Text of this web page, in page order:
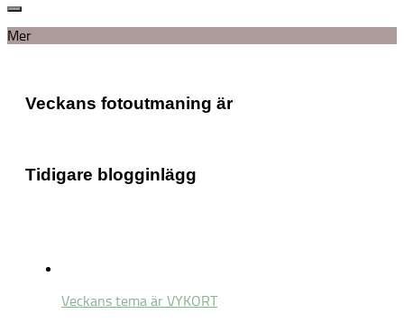
Mer
Veckans fotoutmaning är
Tidigare blogginlägg
Veckans tema är VYKORT